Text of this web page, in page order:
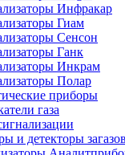
Инфракар
Гиам
Сенсон
Ганк
Инкрам
Полар
приборы
газа
и детекторы